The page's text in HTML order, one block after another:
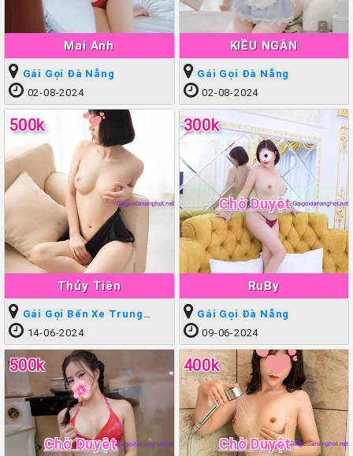
Mai Anh
Gái Gọi Đà Nẵng
02-08-2024
KIỀU NGÂN
Gái Gọi Đà Nẵng
02-08-2024
Thủy Tiên
500k
Gái Gọi Bến Xe Trung
Tâm14-06-2024
RuBy
300k
Chờ Duyệt
Gái Gọi Đà Nẵng
09-06-2024
500k
Chờ Duyệt
400k
Chờ Duyệt